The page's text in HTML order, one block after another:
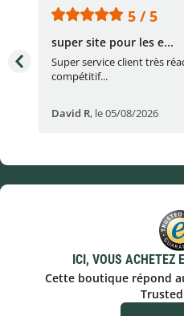
5 / 5
super site pour les e...
Super service client très
compétitif...
David R, le 05/08/2026
ICI, VOUS ACHETEZ
Cette boutique répond